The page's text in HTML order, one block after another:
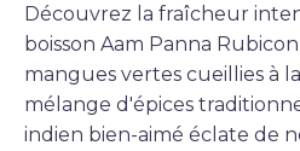
Découvrez la fraîcheur
boisson Aam Panna
mangues vertes cueillies à
mélange d'épices
indien bien-aimé éclate de